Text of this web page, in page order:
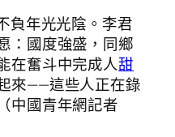
負年光光陰。李君
：國度強盛，同鄉
在奮斗中完成人甜
來——這些人正在錄
中國青年網記者